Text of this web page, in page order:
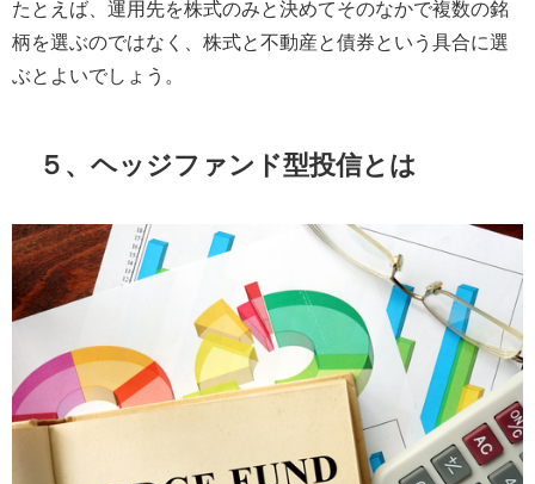
たとえば、運用先を株式のみと決めてそのなかで複数の銘
柄を選ぶのではなく、株式と不動産と債券という具合に選
ぶとよいでしょう。
５、ヘッジファンド型投信とは